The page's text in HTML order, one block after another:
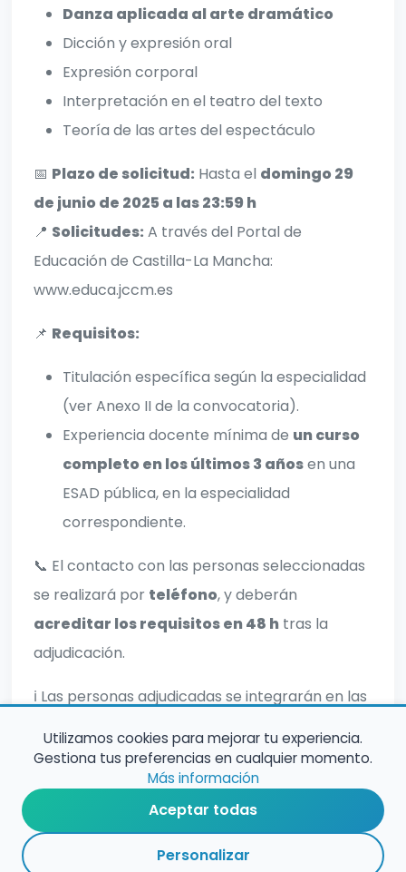
Danza aplicada al arte dramático
Dicción y expresión oral
Expresión corporal
Interpretación en el teatro del texto
Teoría de las artes del espectáculo
📅 Plazo de solicitud: Hasta el domingo 29
de junio de 2025 a las 23:59 h
📍 Solicitudes: A través del Portal de
Educación de Castilla-La Mancha:
www.educa.jccm.es
📌 Requisitos:
Titulación específica según la especialidad
(ver Anexo II de la convocatoria).
Experiencia docente mínima de un curso
completo en los últimos 3 añosen una
ESAD pública, en la especialidad
correspondiente.
📞 El contacto con las personas seleccionadas
se realizará por teléfono, y deberán
acreditar los requisitos en 48 h tras la
adjudicación.
ℹ️ Las personas adjudicadas se integrarán en las
Utilizamos cookies para mejorar tu experiencia.
Gestiona tus preferencias en cualquier momento.
Más información
Aceptar todas
Personalizar